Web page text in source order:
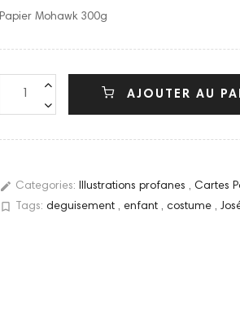
Papier Mohawk 300g
AJOUTER AU
edit Categories: Illustrations profanes , Cartes
bookmark_border Tags: deguisement , enfant , costume ,